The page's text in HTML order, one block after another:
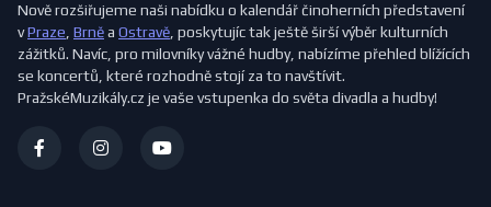
Nově rozšiřujeme naši nabídku o kalendář činoherních představení
vPraze, Brněa Ostravě, poskytujíc tak ještě širší výběr kulturních
zážitků. Navíc, pro milovníky vážné hudby, nabízíme přehled blížících
se koncertů, které rozhodně stojí za to navštívit.
PražskéMuzikály.cz je vaše vstupenka do světa divadla a hudby!